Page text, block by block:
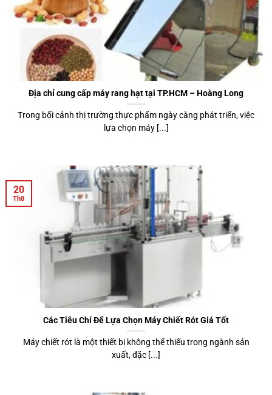
Địa chỉ cung cấp máy rang hạt tại TP.HCM – Hoàng Long
Trong bối cảnh thị trường thực phẩm ngày càng phát triển, việc
lựa chọn máy [...]
Các Tiêu Chí Để Lựa Chọn Máy Chiết Rót Giá Tốt
Máy chiết rót là một thiết bị không thể thiếu trong ngành sản
xuất, đặc [...]
20
Th8